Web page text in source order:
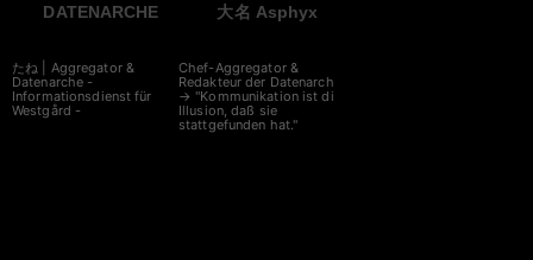
DATENARCHE
たね | Aggregator &
Datenarche -
Informationsdienst für
Westgård -
大名 Asphyx
Chef-Aggregator &
Redakteur der Datenarche
→ "Kommunikation ist die
Illusion, daß sie
stattgefunden hat."